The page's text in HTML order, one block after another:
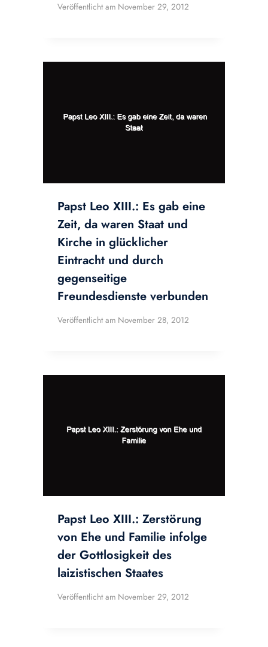
Veröffentlicht am November 29, 2012
Papst Leo XIII.: Es gab eine
Zeit, da waren Staat und
Kirche in glücklicher
Eintracht und durch
gegenseitige
Freundesdienste verbunden
Veröffentlicht am November 28, 2012
Papst Leo XIII.: Zerstörung
von Ehe und Familie infolge
der Gottlosigkeit des
laizistischen Staates
Veröffentlicht am November 29, 2012